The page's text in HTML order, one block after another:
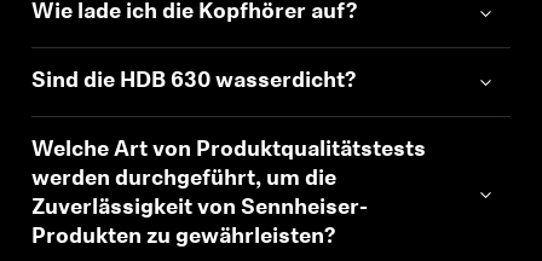
Wie lade ich die Kopfhörer auf?
Sind die HDB 630 wasserdicht?
Welche Art von Produktqualitätstests
werden durchgeführt, um die
Zuverlässigkeit von Sennheiser-
Produkten zu gewährleisten?